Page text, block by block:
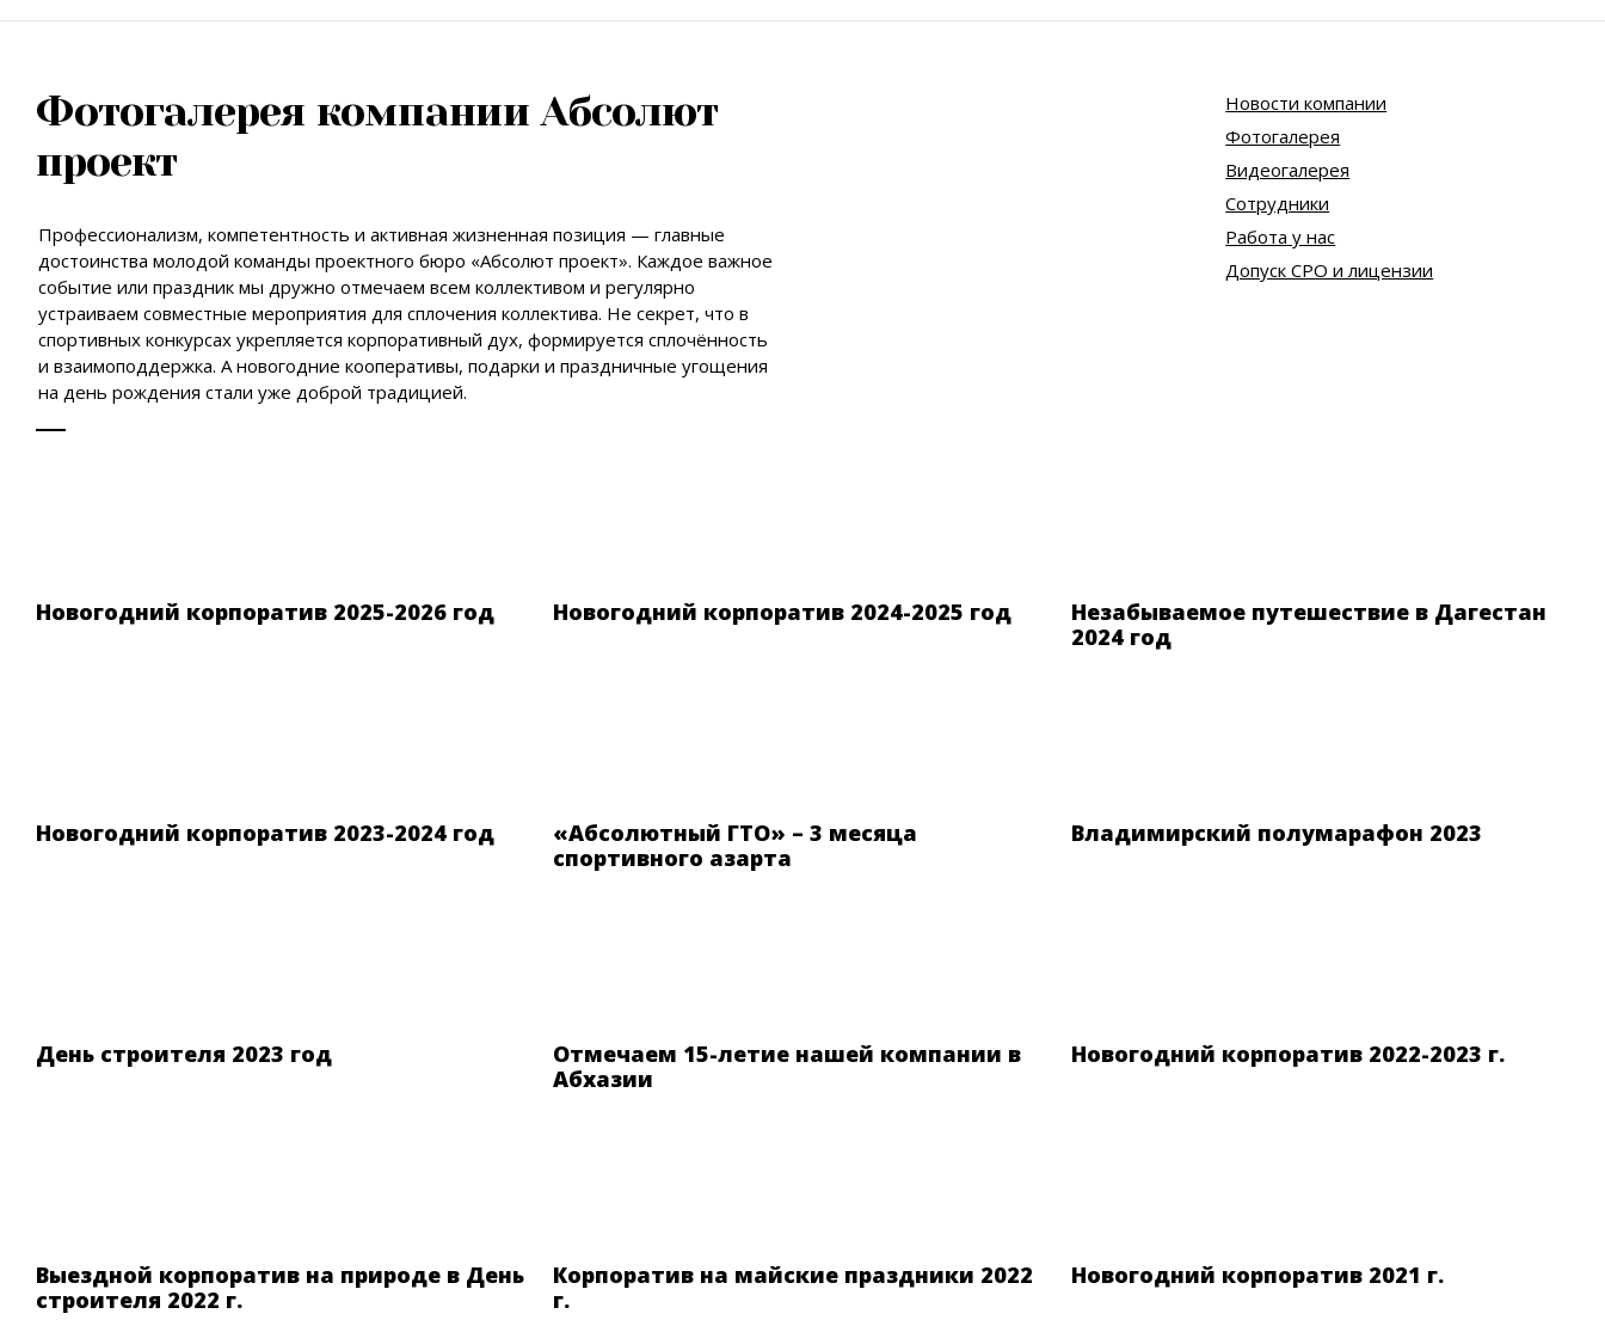
Фотогалерея компании Абсолют
проект
Профессионализм, компетентность и активная жизненная позиция — главные
достоинства молодой команды проектного бюро «Абсолют проект». Каждое важное
событие или праздник мы дружно отмечаем всем коллективом и регулярно
устраиваем совместные мероприятия для сплочения коллектива. Не секрет, что в
спортивных конкурсах укрепляется корпоративный дух, формируется сплочённость
и взаимоподдержка. А новогодние кооперативы, подарки и праздничные угощения
на день рождения стали уже доброй традицией.
Новости компании
Фотогалерея
Видеогалерея
Сотрудники
Работа у нас
Допуск СРО и лицензии
Новогодний корпоратив 2025-2026 год Новогодний корпоратив 2024-2025 год
Незабываемое путешествие в Дагестан
2024 год
Новогодний корпоратив 2023-2024 год
«Абсолютный ГТО» – 3 месяца
спортивного азарта
Владимирский полумарафон 2023
День строителя 2023 год
Отмечаем 15-летие нашей компании в
Абхазии
Новогодний корпоратив 2022-2023 г.
Выездной корпоратив на природе в День
строителя 2022 г.
Корпоратив на майские праздники 2022
г.
Новогодний корпоратив 2021 г.